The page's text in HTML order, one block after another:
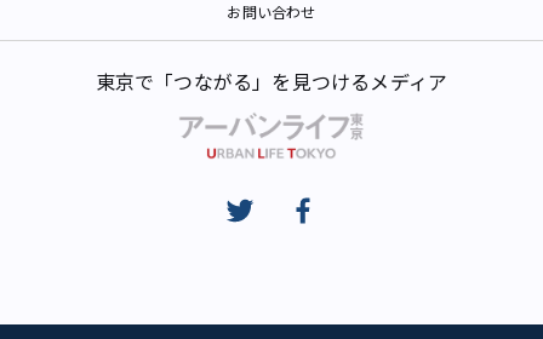
お問い合わせ
東京で「つながる」を見つけるメディア